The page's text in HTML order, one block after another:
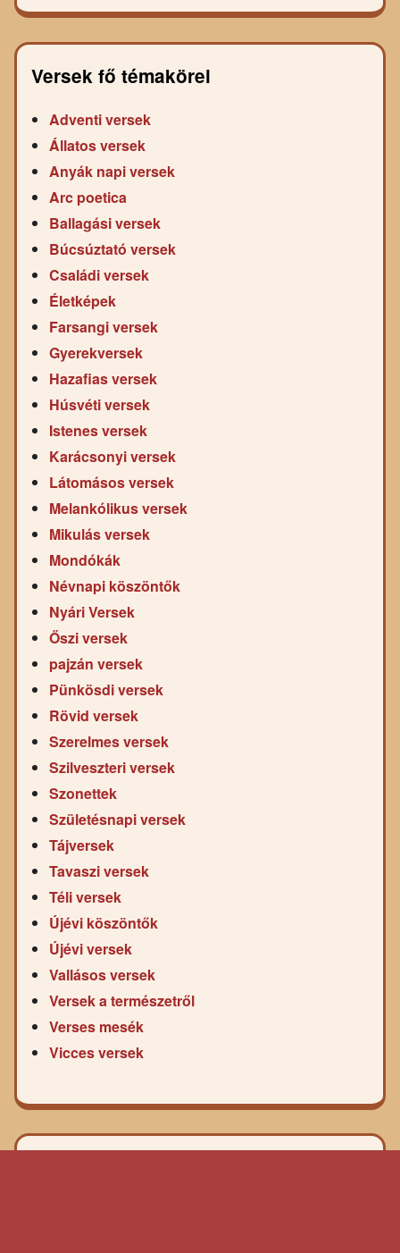
Versek fő témakörei
Adventi versek
Állatos versek
Anyák napi versek
Arc poetica
Ballagási versek
Búcsúztató versek
Családi versek
Életképek
Farsangi versek
Gyerekversek
Hazafias versek
Húsvéti versek
Istenes versek
Karácsonyi versek
Látomásos versek
Melankólikus versek
Mikulás versek
Mondókák
Névnapi köszöntők
Nyári Versek
Őszi versek
pajzán versek
Pünkösdi versek
Rövid versek
Szerelmes versek
Szilveszteri versek
Szonettek
Születésnapi versek
Tájversek
Tavaszi versek
Téli versek
Újévi köszöntők
Újévi versek
Vallásos versek
Versek a természetről
Verses mesék
Vicces versek